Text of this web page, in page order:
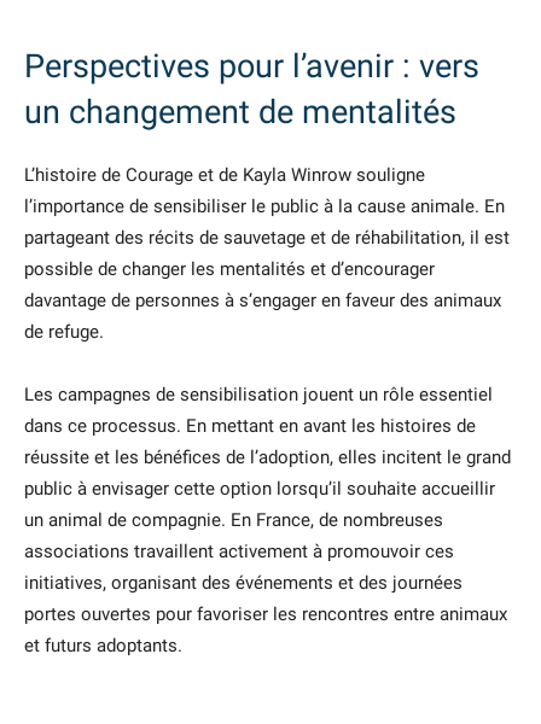
Perspectives pour l’avenir : vers
un changement de mentalités
L’histoire de Courage et de Kayla Winrow souligne
l’importance de sensibiliser le public à la cause animale. En
partageant des récits de sauvetage et de réhabilitation, il est
possible de changer les mentalités et d’encourager
davantage de personnes à s’engager en faveur des animaux
de refuge.
Les campagnes de sensibilisation jouent un rôle essentiel
dans ce processus. En mettant en avant les histoires de
réussite et les bénéfices de l’adoption, elles incitent le grand
public à envisager cette option lorsqu’il souhaite accueillir
un animal de compagnie. En France, de nombreuses
associations travaillent activement à promouvoir ces
initiatives, organisant des événements et des journées
portes ouvertes pour favoriser les rencontres entre animaux
et futurs adoptants.